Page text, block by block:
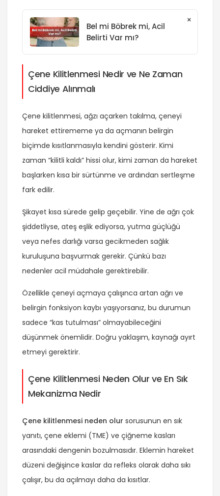
Bel mi Böbrek mi, Acil
Belirti Var mı?
×
Çene Kilitlenmesi Nedir ve Ne Zaman
Ciddiye Alınmalı
Çene kilitlenmesi, ağzı açarken takılma, çeneyi
hareket ettirememe ya da açmanın belirgin
biçimde kısıtlanmasıyla kendini gösterir. Kimi
zaman “kilitli kaldı” hissi olur, kimi zaman da hareket
başlarken kısa bir sürtünme ve ardından sertleşme
fark edilir.
Şikayet kısa sürede gelip geçebilir. Yine de ağrı çok
şiddetliyse, ateş eşlik ediyorsa, yutma güçlüğü
veya nefes darlığı varsa gecikmeden sağlık
kuruluşuna başvurmak gerekir. Çünkü bazı
nedenler acil müdahale gerektirebilir.
Özellikle çeneyi açmaya çalışınca artan ağrı ve
belirgin fonksiyon kaybı yaşıyorsanız, bu durumun
sadece “kas tutulması” olmayabileceğini
düşünmek önemlidir. Doğru yaklaşım, kaynağı ayırt
etmeyi gerektirir.
Çene Kilitlenmesi Neden Olur ve En Sık
Mekanizma Nedir
Çene kilitlenmesi neden olur sorusunun en sık
yanıtı, çene eklemi (TME) ve çiğneme kasları
arasındaki dengenin bozulmasıdır. Eklemin hareket
düzeni değişince kaslar da refleks olarak daha sıkı
çalışır, bu da açılmayı daha da kısıtlar.